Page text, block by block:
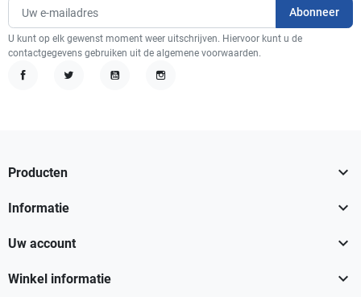
U kunt op elk gewenst moment weer uitschrijven. Hiervoor kunt u de
contactgegevens gebruiken uit de algemene voorwaarden.
Producten 
Informatie 
Uw account 
Winkel informatie 